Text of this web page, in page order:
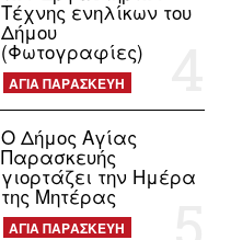
Τέχνης ενηλίκων του
Δήμου
(Φωτογραφίες)
ΑΓΙΑ ΠΑΡΑΣΚΕΥΗ
Ο Δήμος Αγίας
Παρασκευής
γιορτάζει την Ημέρα
της Μητέρας
ΑΓΙΑ ΠΑΡΑΣΚΕΥΗ